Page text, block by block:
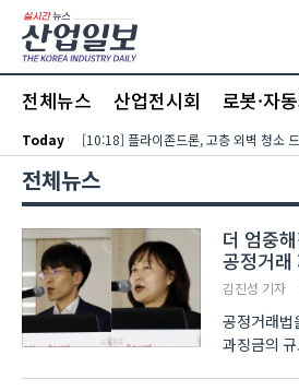
본문 바로가기
전체뉴스 산업전시회 로봇·자
Today
전체뉴스
더 엄중
공정거래
필요
김진성 기자
공정거래법
과징금의